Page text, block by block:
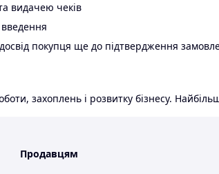
видачею чеків
покупця ще до підтвердження
захоплень і розвитку бізнесу.
Продавцям